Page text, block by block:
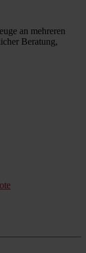
an mehreren
Beratung,